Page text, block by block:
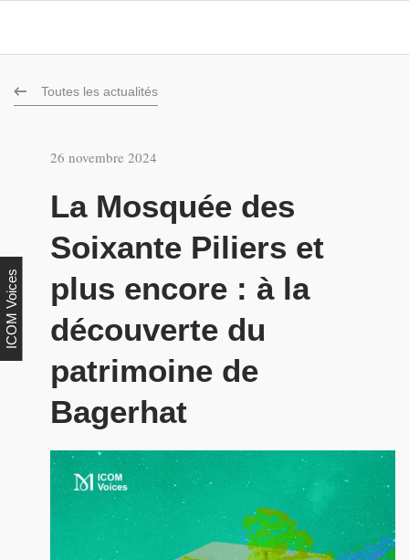
Toutes les actualités
26 novembre 2024
ICOM Voices
La Mosquée des
Soixante Piliers et
plus encore : à la
découverte du
patrimoine de
Bagerhat